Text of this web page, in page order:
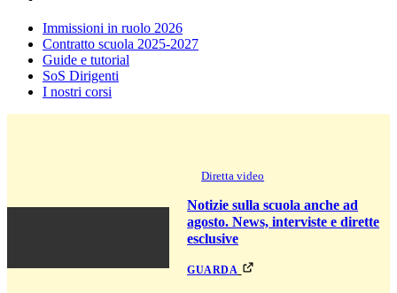
Immissioni in ruolo 2026
Contratto scuola 2025-2027
Guide e tutorial
SoS Dirigenti
I nostri corsi
Diretta video
Notizie sulla scuola anche ad
agosto. News, interviste e dirette
esclusive
guarda